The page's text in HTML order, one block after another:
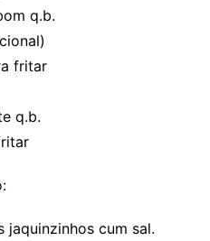
q.b.
fritar
q.b.
jaquinzinhos cum sal.